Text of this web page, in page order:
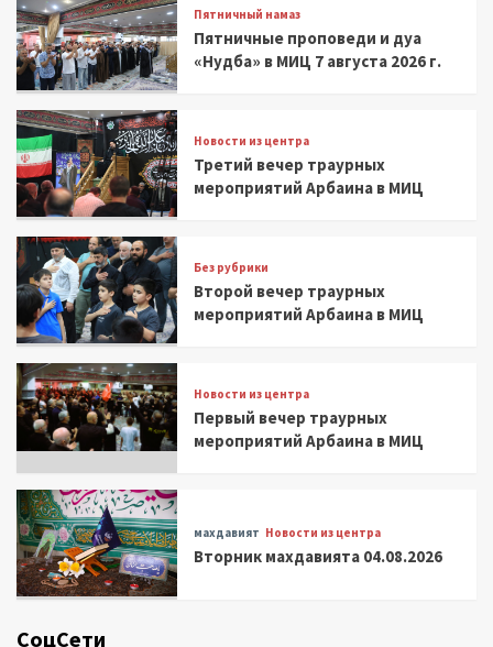
Пятничный намаз
Пятничные проповеди и дуа
«Нудба» в МИЦ 7 августа 2026 г.
Новости из центра
Третий вечер траурных
мероприятий Арбаина в МИЦ
Без рубрики
Второй вечер траурных
мероприятий Арбаина в МИЦ
Новости из центра
Первый вечер траурных
мероприятий Арбаина в МИЦ
махдавият Новости из центра
Вторник махдавията 04.08.2026
СоцСети